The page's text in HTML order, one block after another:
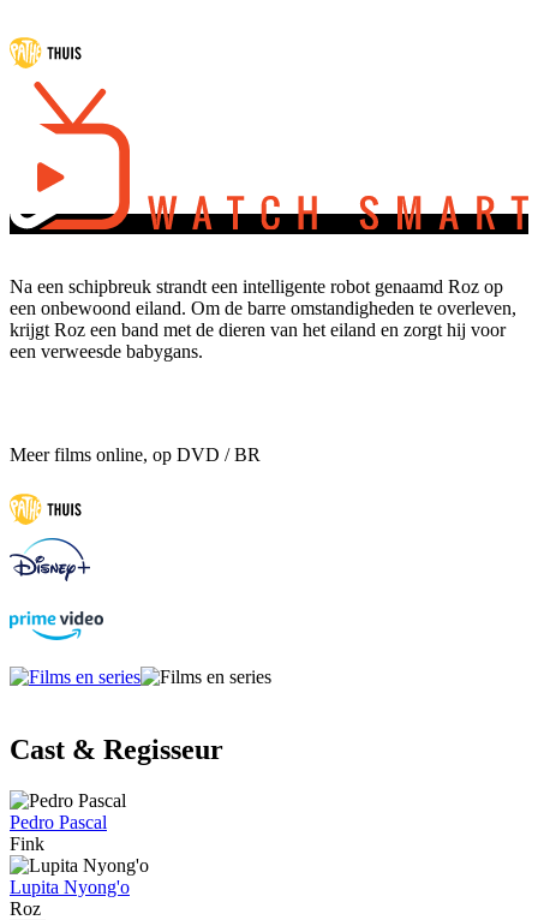
Na een schipbreuk strandt een intelligente robot genaamd Roz op
een onbewoond eiland. Om de barre omstandigheden te overleven,
krijgt Roz een band met de dieren van het eiland en zorgt hij voor
een verweesde babygans.
Meer films online, op DVD / BR
Cast & Regisseur
Pedro Pascal
Fink
Lupita Nyong'o
Roz